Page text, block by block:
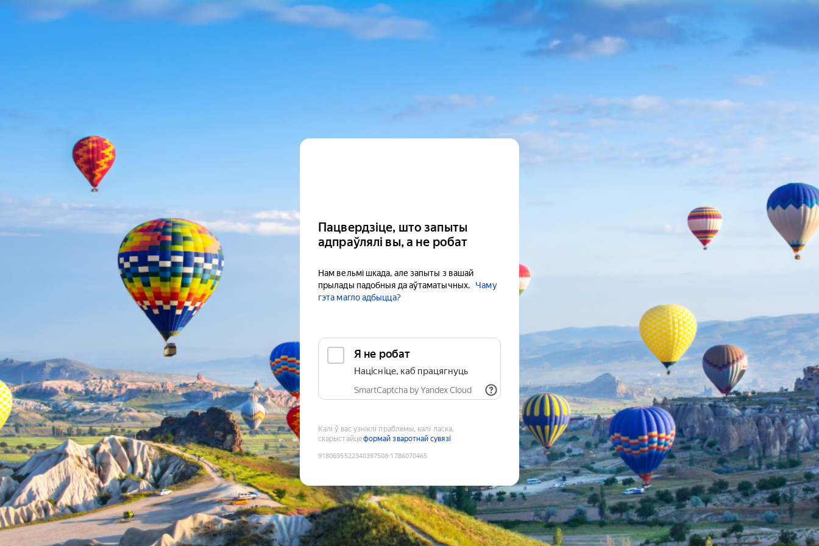
Пацвердзіце, што запыты
адпраўлялі вы, а не робат
Нам вельмі шкада, але запыты з вашай
прылады падобныя да аўтаматычных.
Чаму
гэта магло адбыцца?
Я не робат
Націсніце, каб працягнуць
SmartCaptcha by Yandex Cloud
Калі ў вас узніклі праблемы, калі ласка,
скарыстайцеформай зваротнай сувязі
9180695522340397508:1786070465